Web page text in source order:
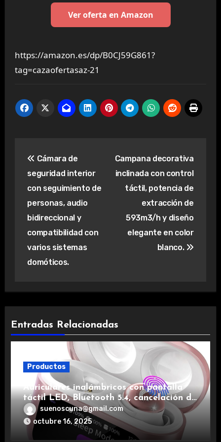
Ver oferta en Amazon
https://amazon.es/dp/B0CJ59G861?
tag=cazaofertasaz-21
de
entradas
Cámara de
seguridad interior
con seguimiento de
personas, audio
bidireccional y
compatibilidad con
varios sistemas
domóticos.
Campana decorativa
inclinada con control
táctil, potencia de
extracción de
593m3/h y diseño
elegante en color
blanco.
Entradas Relacionadas
Productos
Auriculares inalámbricos con pantalla
táctil LED, Bluetooth 5.4, cancelación de
ruido, impermeables y de larga duración.
suenoscuna@gmail.com
octubre 16, 2025